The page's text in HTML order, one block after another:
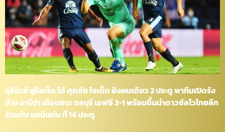
บุรีรัมย์ ยูไนเต็ด ได้ ศุภชัย ใจเด็ด ยิงคนเดียว 2 ประตู พาทีมเปิดรัง
ช้าง อารีน่า เฉือนชนะ ชลบุรี เอฟซี 2-1 พร้อมขึ้นนำดาวซัลโวไทยลีก
ร่วมกับ แฮมินตัน ที่ 14 ประตู